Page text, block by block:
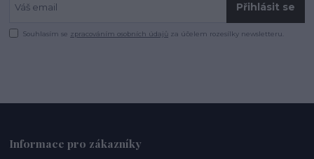
Přihlásit se
Souhlasím se zpracováním osobních údajů za účelem rozesílky newsletteru.
Informace pro zákazníky